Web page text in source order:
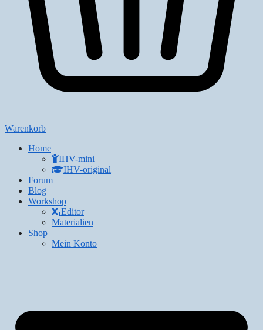
Warenkorb
Home
IHV-mini
IHV-original
Forum
Blog
Workshop
Editor
Materialien
Shop
Mein Konto